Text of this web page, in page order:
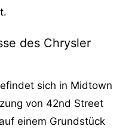
des Chrysler
sich in Midtown
von 42nd Street
einem Grundstück